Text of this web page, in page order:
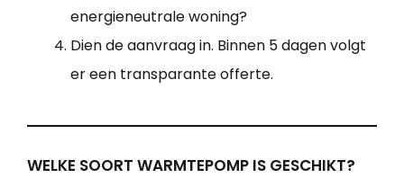
energieneutrale woning?
Dien de aanvraag in. Binnen 5 dagen volgt
er een transparante offerte.
WELKE SOORT WARMTEPOMP IS GESCHIKT?